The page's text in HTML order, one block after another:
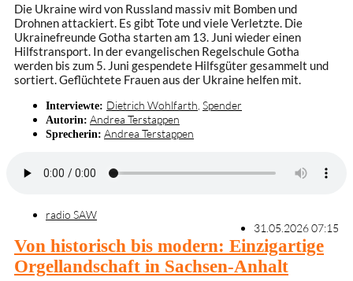
Die Ukraine wird von Russland massiv mit Bomben und
Drohnen attackiert. Es gibt Tote und viele Verletzte. Die
Ukrainefreunde Gotha starten am 13. Juni wieder einen
Hilfstransport. In der evangelischen Regelschule Gotha
werden bis zum 5. Juni gespendete Hilfsgüter gesammelt und
sortiert. Geflüchtete Frauen aus der Ukraine helfen mit.
Interviewte: Dietrich Wohlfarth Spender
Autorin: Andrea Terstappen
Sprecherin: Andrea Terstappen
radio SAW
31.05.2026 07:15
Von historisch bis modern: Einzigartige
Orgellandschaft in Sachsen-Anhalt